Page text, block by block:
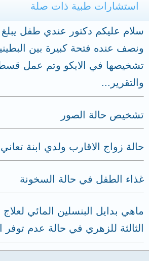
استشارات طبية ذات صلة
سلام عليكم دكتور عندي طفل
ونصف عنده فتحة كبيرة بين
تشخيصها في الايكو وتم عمل
والتقرير...
تشخيص حالة الصور
حالة زواج الاقارب ولدي ابنة
غذاء الطفل في حالة السخونة
ماهي بدايل البنسلين المائي لعلاج
الثالثة للزهري في حالة عدم توفر